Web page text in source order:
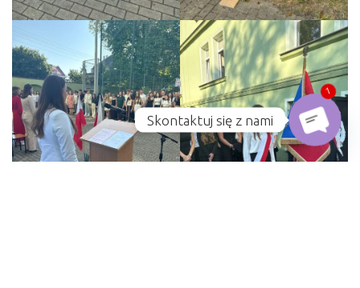
Skontaktuj się z nami
Open
1